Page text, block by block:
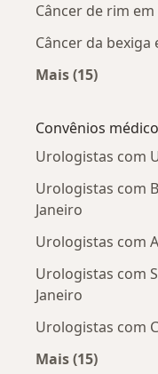
Câncer de rim em
Câncer da bexiga
Mais (15)
Convênios
Urologistas com
Urologistas com
Janeiro
Urologistas com
Urologistas com
Janeiro
Urologistas com
Mais (15)